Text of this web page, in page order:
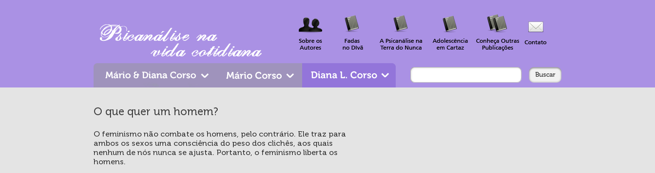
O que quer um homem?
O feminismo não combate os homens, pelo contrário. Ele traz para
ambos os sexos uma consciência do peso dos clichês, aos quais
nenhum de nós nunca se ajusta. Portanto, o feminismo liberta os
homens.